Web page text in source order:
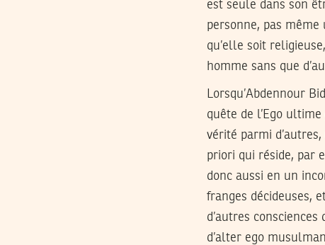
est seule dans son
personne, pas
qu’elle soit
homme sans que
Lorsqu’Abdennour
quête de l’Ego
vérité parmi
priori qui réside, par
donc aussi en un
franges décideuses,
d’autres
d’alter ego